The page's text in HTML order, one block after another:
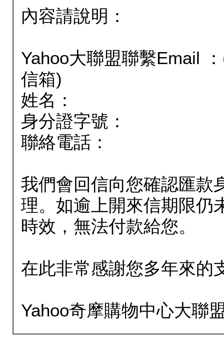
內容請說明：
Yahoo大聯盟聯繫Email
信箱)
姓名：
身分證字號：
聯絡電話：
我們會回信向您確認匯款
理。如逾上開來信期限仍
時效，無法付款給您。
在此非常感謝您多年來的
Yahoo奇摩購物中心大